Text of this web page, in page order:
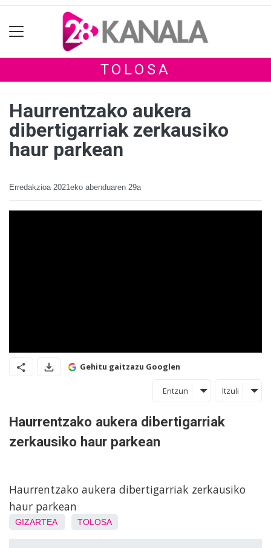
TOLOSA
Haurrentzako aukera
dibertigarriak zerkausiko
haur parkean
Erredakzioa 2021eko abenduaren 29a
Gehitu gaitzazu Googlen
Entzun Itzuli
Haurrentzako aukera dibertigarriak
zerkausiko haur parkean
Haurrentzako aukera dibertigarriak zerkausiko
haur parkean
GIZARTEA TOLOSA